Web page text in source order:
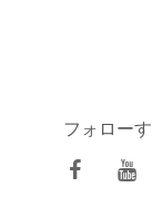
フォロー